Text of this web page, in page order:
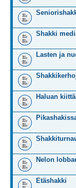
Shakki
Lasten ja
Haluan
Nelon
Etäshakki